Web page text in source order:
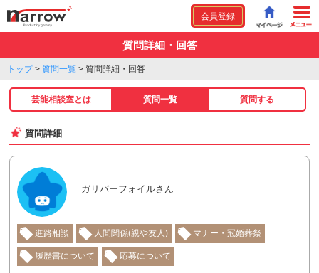
会員登録
質問詳細・回答
トップ> 質問一覧 > 質問詳細・回答
芸能相談室とは 質問一覧 質問する
質問詳細
ガリバーフォイルさん
進路相談 人間関係(親や友人) マナー・冠婚葬祭
履歴書について 応募について